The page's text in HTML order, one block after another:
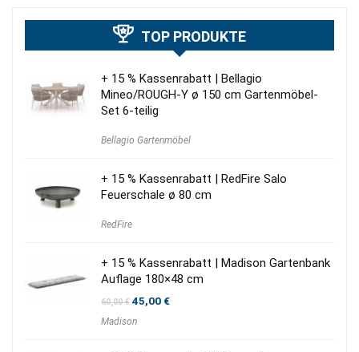
TOP PRODUKTE
+ 15 % Kassenrabatt | Bellagio
Mineo/ROUGH-Y ø 150 cm Gartenmöbel-
Set 6-teilig
Bellagio Gartenmöbel
+ 15 % Kassenrabatt | RedFire Salo
Feuerschale ø 80 cm
RedFire
+ 15 % Kassenrabatt | Madison Gartenbank
Auflage 180×48 cm
60,00€ Ursprünglicher
war:
45,00€Aktueller
Madison